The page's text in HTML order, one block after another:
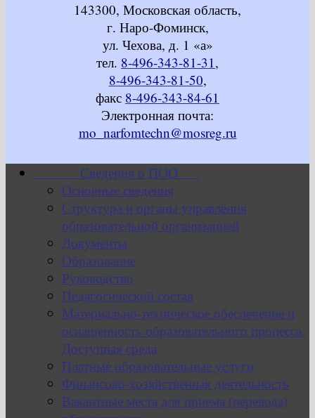
143300, Московская область,
г. Наро-Фоминск,
ул. Чехова, д. 1 «а»
тел. 8-496-343-81-31,
8-496-343-81-50,
факс 8-496-343-84-61
Электронная почта:
mo_narfomtechn@mosreg.ru
Сведения о ПОО
Основные сведения
Структура и органы управления
образовательной организацией
Документы
Образование
Руководство
Педагогический состав
Материально-техническое обеспечение и
оснащенность образовательного процесса.
Доступная среда
Платные образовательные услуги
Финансово-хозяйственная деятельность
Вакантные места для приема (перевода)